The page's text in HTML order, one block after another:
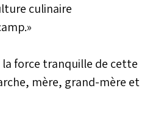
culinaire
force tranquille de cette
mère, grand-mère et